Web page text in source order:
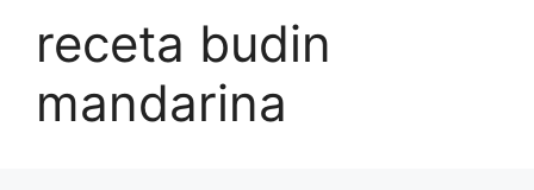
receta budin
mandarina